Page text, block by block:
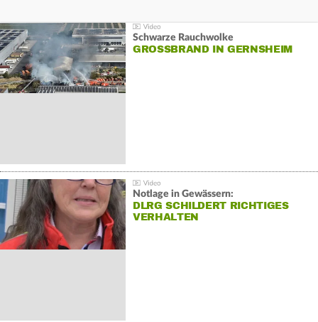
Schwarze Rauchwolke
GROSSBRAND IN GERNSHEIM
Notlage in Gewässern:
DLRG SCHILDERT RICHTIGES
VERHALTEN